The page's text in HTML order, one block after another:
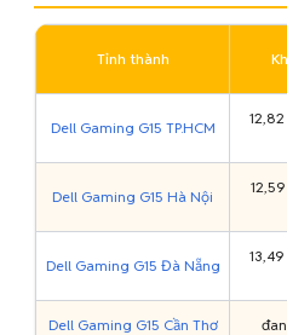
Tỉnh thành
Dell Gaming G15 TP.HCM
Dell Gaming G15 Hà Nội
Dell Gaming G15 Đà Nẵng
Dell Gaming G15 Cần Thơ